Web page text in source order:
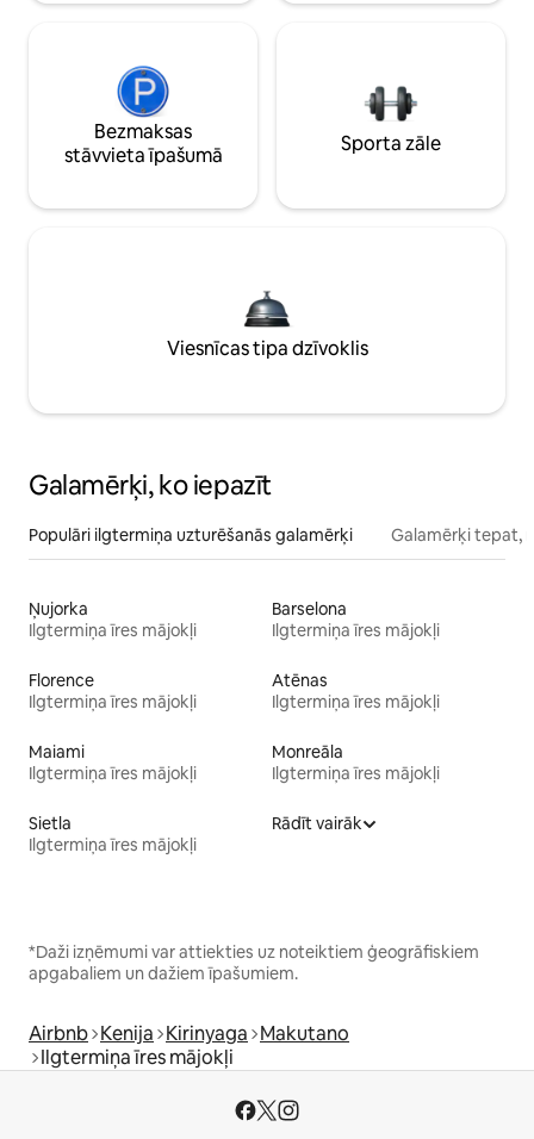
Bezmaksas
stāvvieta īpašumā
Sporta zāle
Viesnīcas tipa dzīvoklis
Galamērķi, ko iepazīt
Populāri ilgtermiņa uzturēšanās galamērķi Galamērķi tepat,
Ņujorka
Ilgtermiņa īres mājokļi
Barselona
Ilgtermiņa īres mājokļi
Florence
Ilgtermiņa īres mājokļi
Atēnas
Ilgtermiņa īres mājokļi
Maiami
Ilgtermiņa īres mājokļi
Monreāla
Ilgtermiņa īres mājokļi
Sietla
Ilgtermiņa īres mājokļi
Rādīt vairāk
*Daži izņēmumi var attiekties uz noteiktiem ģeogrāfiskiem
apgabaliem un dažiem īpašumiem.
Airbnb Kenija Kirinyaga Makutano
Ilgtermiņa īres mājokļi